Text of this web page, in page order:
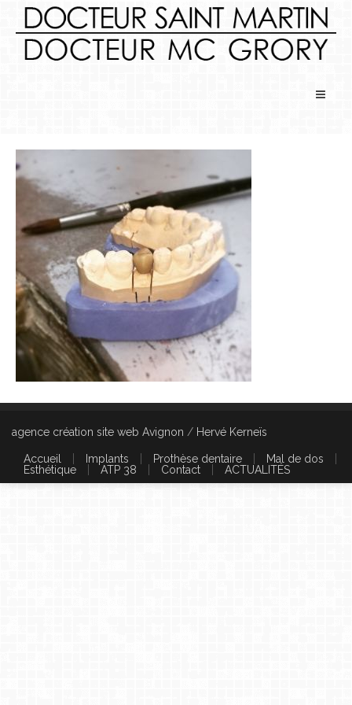
agence création site web Avignon / Hervé Kerneïs
Accueil Implants Prothèse dentaire
Mal de dos
Esthétique
ATP 38 Contact ACTUALITÉS